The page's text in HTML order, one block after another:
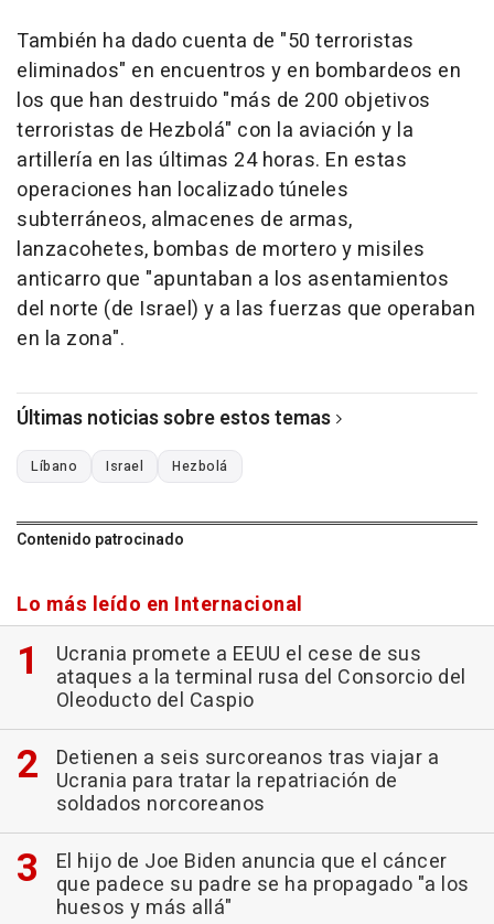
También ha dado cuenta de "50 terroristas
eliminados" en encuentros y en bombardeos en
los que han destruido "más de 200 objetivos
terroristas de Hezbolá" con la aviación y la
artillería en las últimas 24 horas. En estas
operaciones han localizado túneles
subterráneos, almacenes de armas,
lanzacohetes, bombas de mortero y misiles
anticarro que "apuntaban a los asentamientos
del norte (de Israel) y a las fuerzas que operaban
en la zona".
Últimas noticias sobre estos temas
Líbano Israel Hezbolá
Contenido patrocinado
Lo más leído en Internacional
Ucrania promete a EEUU el cese de sus
ataques a la terminal rusa del Consorcio del
Oleoducto del Caspio
Detienen a seis surcoreanos tras viajar a
Ucrania para tratar la repatriación de
soldados norcoreanos
El hijo de Joe Biden anuncia que el cáncer
que padece su padre se ha propagado "a los
huesos y más allá"